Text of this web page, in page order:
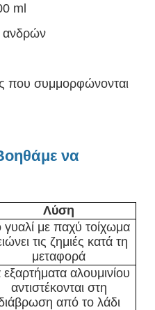
ml
ανδρών
που συμμορφώνονται
να
Λύση
γυαλί με παχύ τοίχωμα
τις ζημιές κατά τη
μεταφορά
εξαρτήματα αλουμινίου
αντιστέκονται στη
από το λάδι